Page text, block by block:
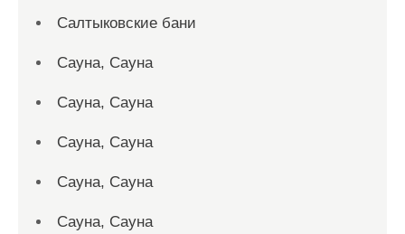
Салтыковские бани
Сауна, Сауна
Сауна, Сауна
Сауна, Сауна
Сауна, Сауна
Сауна, Сауна